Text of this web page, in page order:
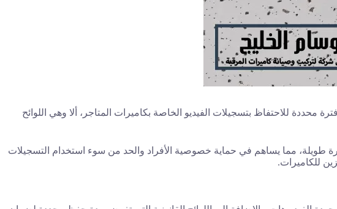
للاحتفاظ بتسجيلات الفيديو الخاصة بكاميرات المتاجر، ألا وهي اللوائح
طويلة، مما يساهم في حماية خصوصية الأفراد والحد من سوء استخدام التسجيلات
للكاميرات.